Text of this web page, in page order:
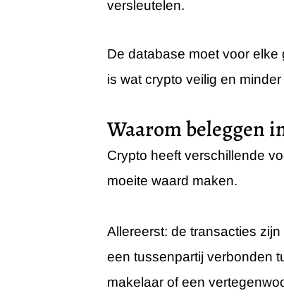
versleutelen.
De database moet voor
is wat crypto veilig en
Waarom beleggen
Crypto heeft verschillende
moeite waard maken.
Allereerst: de transacties
een tussenpartij verbonden
makelaar of een